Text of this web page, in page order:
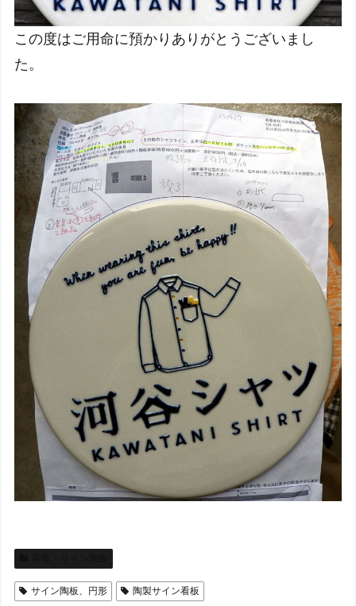
この度はご用命に預かりありがとうございまし
た。
サイン陶板、円形 陶製サイン看板